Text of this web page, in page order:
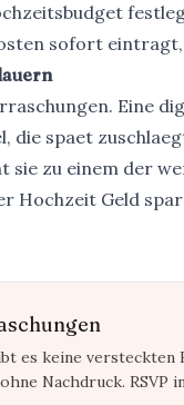
sofort
Eine
die spaet
sie zu einem der
Hochzeit Geld
es keine versteckten
Nachdruck. RSVP